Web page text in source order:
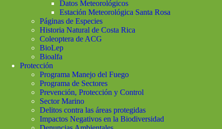
Datos Meteorológicos
Estación Meteorológica Santa Rosa
Páginas de Especies
Historia Natural de Costa Rica
Coleoptera de ACG
BioLep
Bioalfa
Protección
Programa Manejo del Fuego
Programa de Sectores
Prevención, Protección y Control
Sector Marino
Delitos contra las áreas protegidas
Impactos Negativos en la Biodiversidad